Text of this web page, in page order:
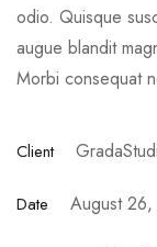
odio. Quisque
augue blandit
Morbi consequat
Client
Date August